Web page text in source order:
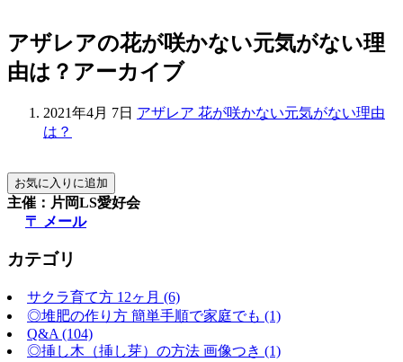
アザレアの花が咲かない元気がない理
由は？アーカイブ
2021年4月 7日 アザレア 花が咲かない元気がない理由
は？
主催：片岡LS愛好会
〒 メール
カテゴリ
サクラ育て方 12ヶ月 (6)
◎堆肥の作り方 簡単手順で家庭でも (1)
Q&A (104)
◎挿し木（挿し芽）の方法 画像つき (1)